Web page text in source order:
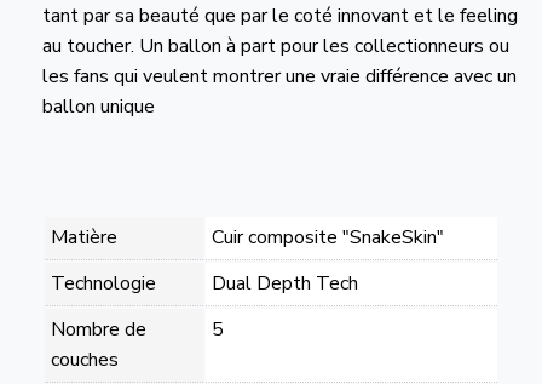
tant par sa beauté que par le coté innovant et le feeling
au toucher. Un ballon à part pour les collectionneurs ou
les fans qui veulent montrer une vraie différence avec un
ballon unique
Matière
Cuir composite "SnakeSkin"
Technologie
Dual Depth Tech
Nombre de
couches
5